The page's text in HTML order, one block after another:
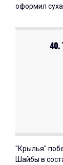
оформил
40.
"Крылья"
Шайбы в